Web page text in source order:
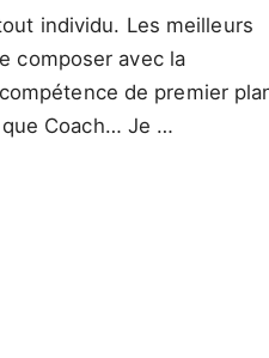
individu. Les meilleurs
composer avec la
de premier
que Coach… Je …